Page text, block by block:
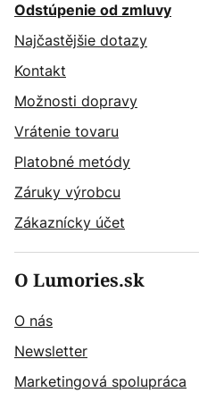
Odstúpenie od zmluvy
Najčastějšie dotazy
Kontakt
Možnosti dopravy
Vrátenie tovaru
Platobné metódy
Záruky výrobcu
Zákaznícky účet
O Lumories.sk
O nás
Newsletter
Marketingová spolupráca